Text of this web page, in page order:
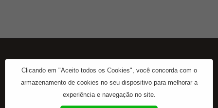
Início Contato Sobre
Clicando em "Aceito todos os Cookies", você concorda com o
armazenamento de cookies no seu dispositivo para melhorar a
experiência e navegação no site.